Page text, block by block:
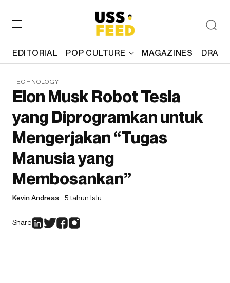
EDITORIAL POP CULTURE MAGAZINES
TECHNOLOGY
Elon Musk Robot Tesla
yang Diprogramkan untuk
Mengerjakan “Tugas
Manusia yang
Membosankan”
Kevin Andreas 5 tahun lalu
Share